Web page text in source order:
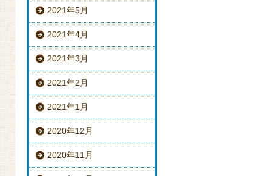
2021年5月
2021年4月
2021年3月
2021年2月
2021年1月
2020年12月
2020年11月